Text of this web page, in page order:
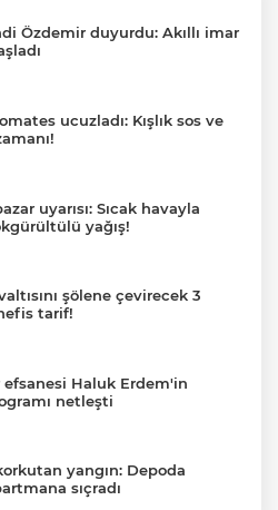
Özdemir duyurdu: Akıllı imar
ucuzladı: Kışlık sos ve
uyarısı: Sıcak havayla
yağış!
şölene çevirecek 3
tarif!
efsanesi Haluk Erdem'in
netleşti
yangın: Depoda
sıçradı